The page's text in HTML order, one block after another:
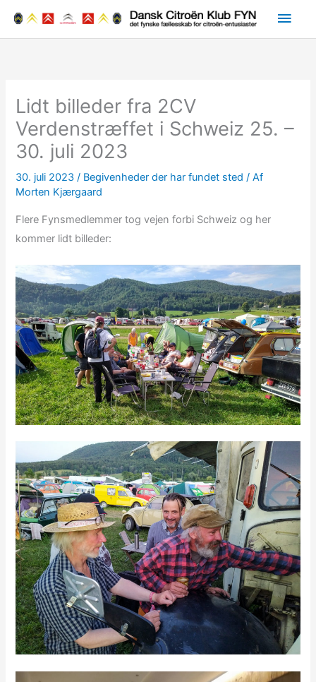
Lidt billeder fra 2CV
Verdenstræffet i Schweiz 25. –
30. juli 2023
30. juli 2023/ Begivenheder der har fundet sted / Af
Morten Kjærgaard
Flere Fynsmedlemmer tog vejen forbi Schweiz og her
kommer lidt billeder: